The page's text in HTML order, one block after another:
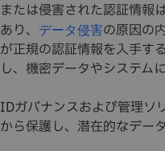
または侵害された認証情報
あり、 データ侵害の原因の
が正規の認証情報を入手す
し、機密データやシステム
IDガバナンスおよび管理ソ
から保護し、潜在的なデー